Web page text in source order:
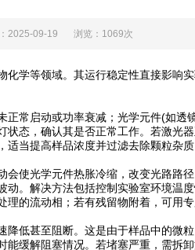
2025-09-19 浏览：1069次
学等领域。其运行稳定性直接影响
常启动或功率衰减；光学元件(如透
态，确认其是否正常工作。若激光
当提高样品浓度并过滤去除颗粒杂质
使光学元件热胀冷缩，改变光路路
。解决方法包括控制实验室环境温
的流动相；若有残留物附着，可用
甚至阻断。这是由于样品中的微粒
缓解阻塞情况。若堵塞严重，需拆